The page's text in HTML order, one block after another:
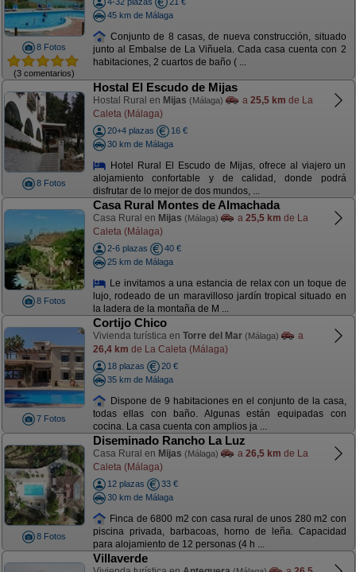
8 Fotos
(3 comentarios)
45 km de Málaga
Conjunto de 8 casas, de nueva construcción, situado
junto al Embalse de La Viñuela. Cada casa cuenta con 2
habitaciones, 2 cuartos de baño ( ...
8 Fotos
Hostal El Escudo de Mijas
Hostal Rural en Mijas (Málaga) a 25,5 km de La
Caleta (Málaga)
20+4 plazas
16 €
30 km de Málaga
Hotel Rural El Escudo de Mijas, ofrece al viajero un
alojamiento confortable y de calidad, donde podrá
disfrutar de lo mejor de dos mundos, ...
8 Fotos
Casa Rural Montes de Almachada
Casa Rural en Mijas (Málaga) a 25,5 km de La
Caleta (Málaga)
2-6 plazas
40 €
25 km de Málaga
Le invitamos a una estancia de relax con un toque de
lujo, rodeado de un maravilloso jardín tropical situado en
la ladera de la montaña de M ...
7 Fotos
Cortijo Chico
Vivienda turística en Torre del Mar (Málaga)
a
26,4 km de La Caleta (Málaga)
18 plazas
20 €
35 km de Málaga
Dispone de 9 habitaciones en el conjunto de la casa,
todas ellas con baño. Algunas están equipadas con
cocina. La casa cuenta con amplios ja ...
8 Fotos
Diseminado Rancho La Luz
Casa Rural en Mijas (Málaga) a 26,5 km de La
Caleta (Málaga)
12 plazas
33 €
30 km de Málaga
Finca de 6800 m2 con casa rural de unos 280 m2 con
piscina privada, barbacoas, horno de leña. Capacidad
para alojamiento de 12 personas (4 h ...
Villaverde